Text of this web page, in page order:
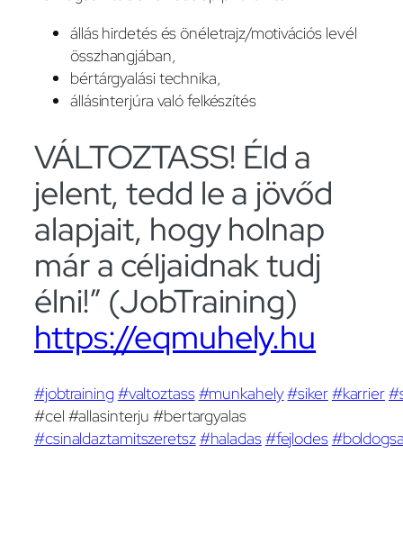
állás hirdetés és önéletrajz/motivációs levél
összhangjában,
bértárgyalási technika,
állásinterjúra való felkészítés
VÁLTOZTASS! Éld a
jelent, tedd le a jövőd
alapjait, hogy holnap
már a céljaidnak tudj
élni!” (JobTraining)
https://eqmuhely.hu
#jobtraining #valtoztass#munkahely#siker#karrier
#cel #allasinterju #bertargyalas
#csinaldaztamitszeretsz#haladas#fejlodes